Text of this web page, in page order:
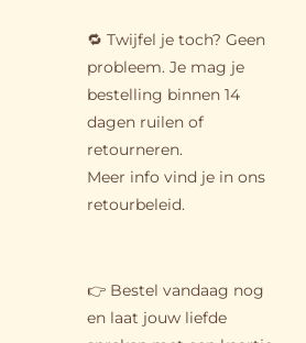
🔁 Twijfel je toch? Geen
probleem. Je mag je
bestelling binnen 14
dagen ruilen of
retourneren.
Meer info vind je in ons
retourbeleid.
👉 Bestel vandaag nog
en laat jouw liefde